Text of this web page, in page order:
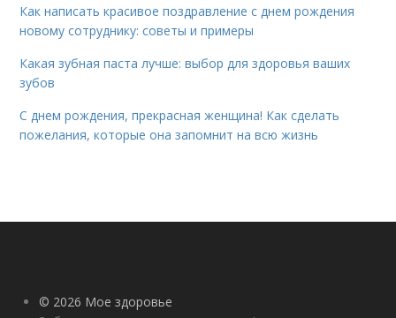
Как написать красивое поздравление с днем рождения
новому сотруднику: советы и примеры
Какая зубная паста лучше: выбор для здоровья ваших
зубов
С днем рождения, прекрасная женщина! Как сделать
пожелания, которые она запомнит на всю жизнь
© 2026 Мое здоровье